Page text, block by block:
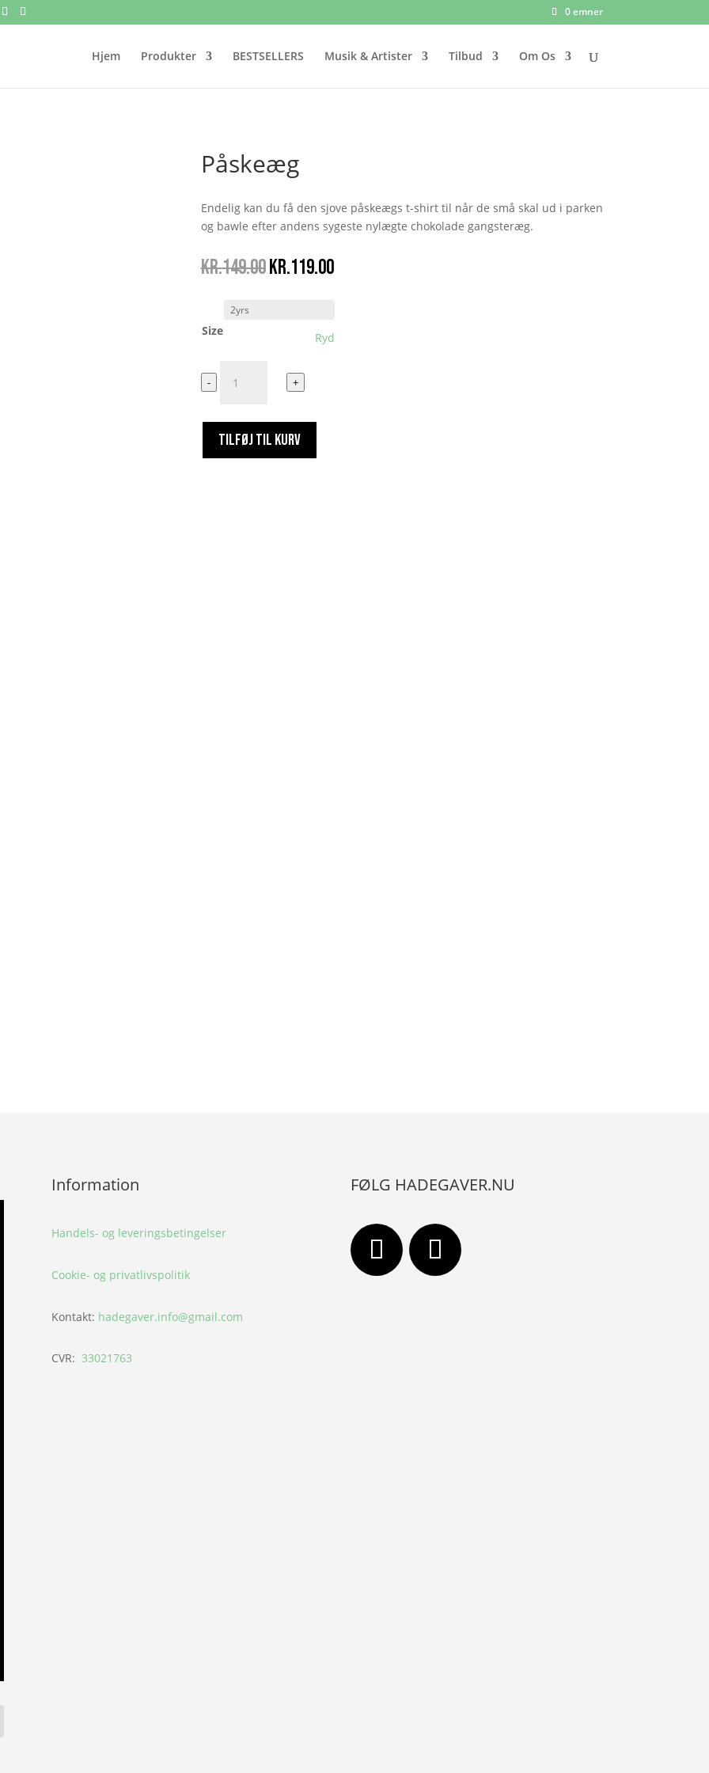
0 emner
Hjem Produkter BESTSELLERS Musik & Artister Tilbud Om Os
Påskeæg
Endelig kan du få den sjove påskeægs t-shirt til når de små skal ud i parken
og bawle efter andens sygeste nylægte chokolade gangsteræg.
kr.149.00Den
kr.149.00.
kr.119.00Den
kr.119.00.
Size Ryd
Påskeæg
antal
- +
TILFØJ TIL KURV
Information
Handels- og leveringsbetingelser
Cookie- og privatlivspolitik
Kontakt: hadegaver.info@gmail.com
CVR: 33021763
FØLG HADEGAVER.NU